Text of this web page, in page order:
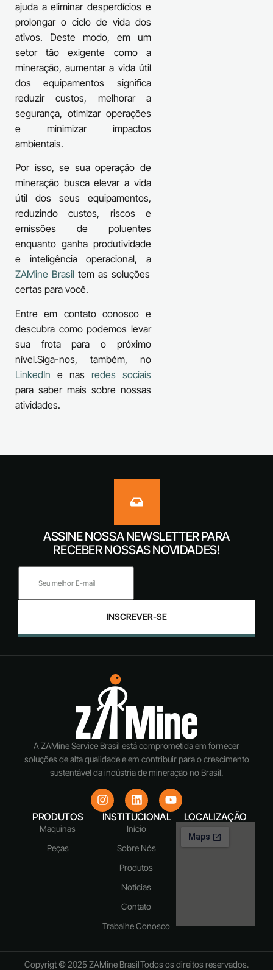
ajuda a eliminar desperdícios e
prolongar o ciclo de vida dos
ativos. Deste modo, em um
setor tão exigente como a
mineração, aumentar a vida útil
dos equipamentos significa
reduzir custos, melhorar a
segurança, otimizar operações
e minimizar impactos
ambientais.
Por isso, se sua operação de
mineração busca elevar a vida
útil dos seus equipamentos,
reduzindo custos, riscos e
emissões de poluentes
enquanto ganha produtividade
e inteligência operacional, a
ZAMine Brasiltem as soluções
certas para você.
Entre em contato conosco e
descubra como podemos levar
sua frota para o próximo
nível.Siga-nos, também, no
LinkedIn e nasredes sociais
para saber mais sobre nossas
atividades.
ASSINE NOSSA NEWSLETTER PARA
RECEBER NOSSAS NOVIDADES!
INSCREVER-SE
A ZAMine Service Brasil está comprometida em fornecer
soluções de alta qualidade e em contribuir para o crescimento
sustentável da indústria de mineração no Brasil.
PRODUTOS
Maquinas
Peças
INSTITUCIONAL
Início
Sobre Nós
Produtos
Notícias
Contato
Trabalhe Conosco
LOCALIZAÇÃO
Copyrigt © 2025 ZAMine BrasilTodos os direitos reservados.